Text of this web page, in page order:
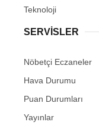
Teknoloji
SERVİSLER
Nöbetçi Eczaneler
Hava Durumu
Puan Durumları
Yayınlar